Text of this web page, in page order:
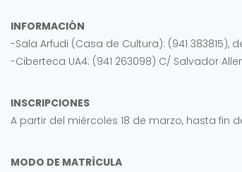
INFORMACIÓN
-Sala Arfudi (Casa de Cultura): (941 383815),
-Ciberteca UA4: (941 263098) C/ Salvador
INSCRIPCIONES
A partir del miércoles 18 de marzo, hasta fin
MODO DE MATRÍCULA